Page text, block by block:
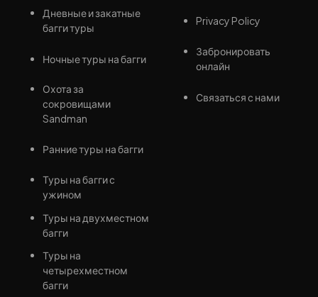
Дневные и закатные
багги туры
Ночные туры на багги
Охота за
сокровищами
Sandman
Ранние туры на багги
Туры на багги с
ужином
Туры на двухместном
багги
Туры на
четырехместном
багги
Privacy Policy
Забронировать
онлайн
Связаться с нами